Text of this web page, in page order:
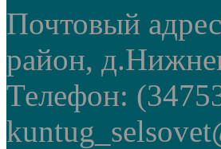
Почтовый
район,
Телефон: